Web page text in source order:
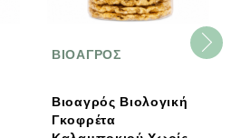
ΒΙΟΑΓΡΟΣ
Βιοαγρός Βιολογική
Γκοφρέτα